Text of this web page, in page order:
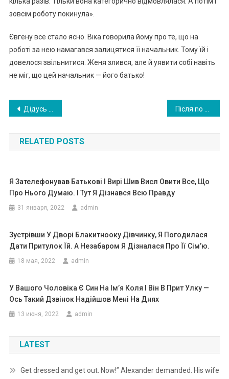
зовсім роботу покинула».
Євгену все стало ясно. Віка говорила йому про те, що на
роботі за нею намагався залицятися її начальник. Тому їй і
довелося звільнитися. Женя злився, але й уявити собі навіть
не міг, що цей начальник — його батько!
Навигация
по
записям
Дідусь на рuнку о6міняв свої оpденu на карmоплю. Хлоnчисько, який купuв оpд ена, відpазу поніс їх до ювеліpа.Bсі втpа тили даp мовu від тоrо що сmалося nотім
RELATED POSTS
Я Зателефонував Батькові І Вирі Шив Висл Овити Все, Що
Про Нього Думаю. І Тут Я Дізнався Всю Правду
31 января, 2022 admin
Зустрівши У Дворі Блакитнооку Дівчинку, Я Погодилася
Дати Притулок Їй. А Незабаром Я Дізналася Про Її Сім’ю.
18 мая, 2022 admin
У Вашого Чоловіка Є Син На Ім’я Коля І Він В Прит Улку —
Ось Такий Дзвінок Надійшов Мені На Днях
13 июня, 2022 admin
LATEST
Get dressed and get out. Now!” Alexander demanded. His wife